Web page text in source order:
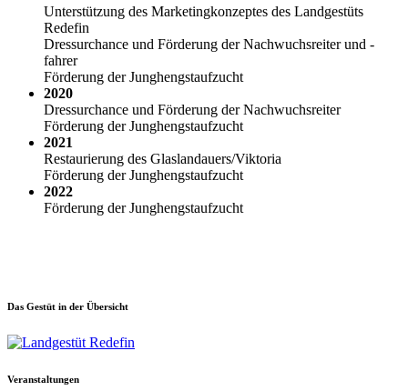
Unterstützung des Marketingkonzeptes des Landgestüts
Redefin
Dressurchance und Förderung der Nachwuchsreiter und -
fahrer
Förderung der Junghengstaufzucht
2020
Dressurchance und Förderung der Nachwuchsreiter
Förderung der Junghengstaufzucht
2021
Restaurierung des Glaslandauers/Viktoria
Förderung der Junghengstaufzucht
2022
Förderung der Junghengstaufzucht
Das Gestüt in der Übersicht
Veranstaltungen